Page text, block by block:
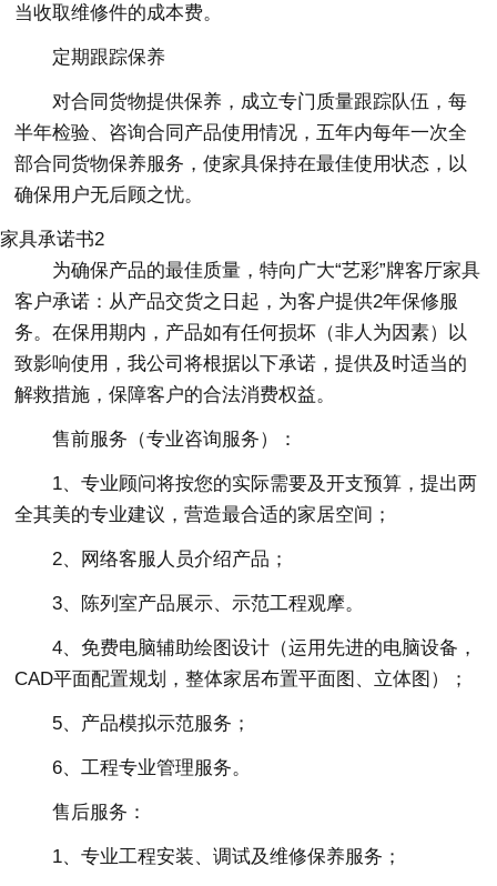
当收取维修件的成本费。
定期跟踪保养
对合同货物提供保养，成立专门质量跟踪队伍，每
半年检验、咨询合同产品使用情况，五年内每年一次全
部合同货物保养服务，使家具保持在最佳使用状态，以
确保用户无后顾之忧。
家具承诺书2
为确保产品的最佳质量，特向广大“艺彩”牌客厅家具
客户承诺：从产品交货之日起，为客户提供2年保修服
务。在保用期内，产品如有任何损坏（非人为因素）以
致影响使用，我公司将根据以下承诺，提供及时适当的
解救措施，保障客户的合法消费权益。
售前服务（专业咨询服务）：
1、专业顾问将按您的实际需要及开支预算，提出两
全其美的专业建议，营造最合适的家居空间；
2、网络客服人员介绍产品；
3、陈列室产品展示、示范工程观摩。
4、免费电脑辅助绘图设计（运用先进的电脑设备，
CAD平面配置规划，整体家居布置平面图、立体图）；
5、产品模拟示范服务；
6、工程专业管理服务。
售后服务：
1、专业工程安装、调试及维修保养服务；